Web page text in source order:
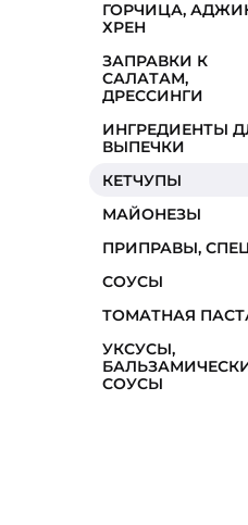
ГОРЧИЦА,
ХРЕН
ЗАПРАВКИ К
САЛАТАМ,
ДРЕССИНГИ
ИНГРЕДИЕНТЫ
ВЫПЕЧКИ
КЕТЧУПЫ
МАЙОНЕЗЫ
ПРИПРАВЫ,
СОУСЫ
ТОМАТНАЯ
УКСУСЫ,
СОУСЫ